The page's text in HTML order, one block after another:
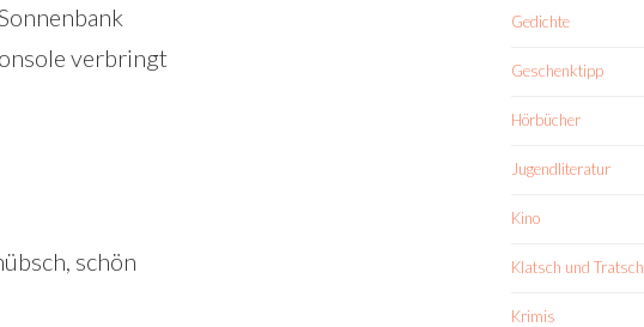
verbringt
schön
Gedichte
Geschenktipp
Hörbücher
Jugendliteratur
Kino
Klatsch und Tratsch
Krimis